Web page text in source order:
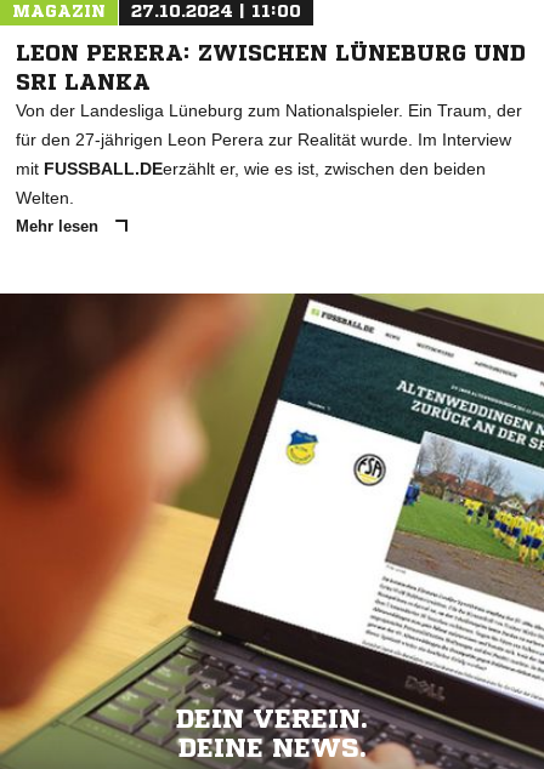
MAGAZIN 27.10.2024 | 11:00
LEON PERERA: ZWISCHEN LÜNEBURG UND
SRI LANKA
Von der Landesliga Lüneburg zum Nationalspieler. Ein Traum, der
für den 27-jährigen Leon Perera zur Realität wurde. Im Interview
mit FUSSBALL.DEerzählt er, wie es ist, zwischen den beiden
Welten.
Mehr lesen
DEIN VEREIN.
DEINE NEWS.